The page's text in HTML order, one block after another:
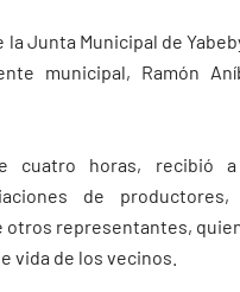
Junta Municipal de
municipal, Ramón
cuatro horas, recibió
de
representantes,
vida de los vecinos.